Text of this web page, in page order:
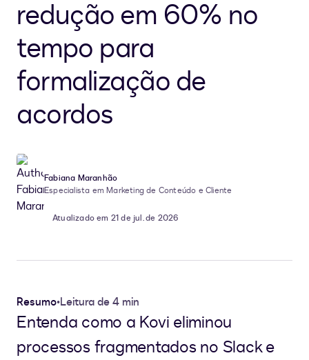
redução em 60% no
tempo para
formalização de
acordos
Fabiana Maranhão
Especialista em Marketing de Conteúdo e Cliente
Atualizado em 21 de jul. de 2026
Resumo•Leitura de 4 min
Entenda como a Kovi eliminou
processos fragmentados no Slack e